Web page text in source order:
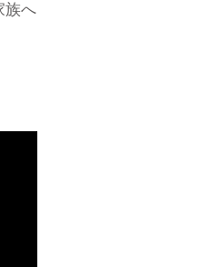
族へ